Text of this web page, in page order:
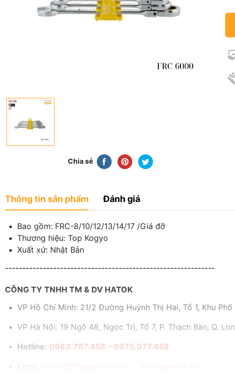
Chia sẻ
Thông tin sản phẩm Đánh giá
Bao gồm: FRC-8/10/12/13/14/17 /Giá đỡ
Thương hiệu: Top Kogyo
Xuất xứ: Nhật Bản
-------------------------------------------------------------
CÔNG TY TNHH TM & DV HATOK
VP Hồ Chí Minh: 21/2 Đường Huỳnh Thị Hai, Tổ 1, Khu
VP Hà Nội: 19 Ngõ 48, Ngọc Trì, Tổ 7, P. Thạch Bàn, Q.
Hotline: 0983.767.458 – 0975.977.458